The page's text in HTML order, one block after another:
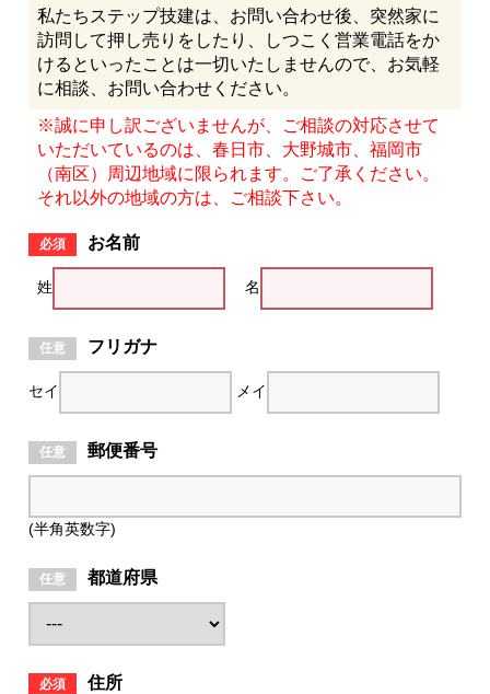
私たちステップ技建は、お問い合わせ後、突然家に
訪問して押し売りをしたり、しつこく営業電話をか
けるといったことは一切いたしませんので、お気軽
に相談、お問い合わせください。
※誠に申し訳ございませんが、ご相談の対応させて
いただいているのは、春日市、大野城市、福岡市
（南区）周辺地域に限られます。ご了承ください。
それ以外の地域の方は、ご相談下さい。
お名前
姓 名
フリガナ
セイ メイ
郵便番号
(半角英数字)
都道府県
住所